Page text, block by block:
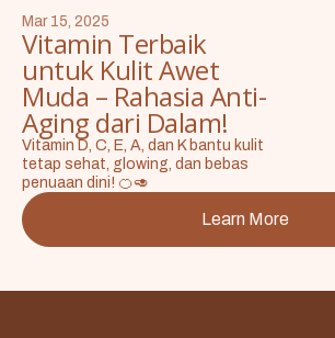
Mar 15, 2025
Vitamin Terbaik
untuk Kulit Awet
Muda – Rahasia Anti-
Aging dari Dalam!
Vitamin D, C, E, A, dan K bantu kulit
tetap sehat, glowing, dan bebas
penuaan dini! 🍊🥑
Learn More